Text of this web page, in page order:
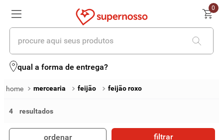
0
procure aqui seus produtos
qual a forma de entrega?
mercearia feijão feijão roxo
4
ordenar filtrar
termos mais buscados